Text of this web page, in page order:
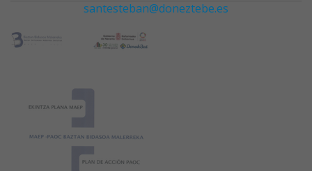
santesteban@doneztebe.es